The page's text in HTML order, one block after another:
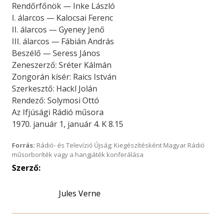
Rendőrfőnök — Inke László
I. álarcos — Kalocsai Ferenc
II. álarcos — Gyeney Jenő
III. álarcos — Fábián András
Beszélő — Seress János
Zeneszerző: Sréter Kálmán
Zongorán kísér: Raics István
Szerkesztő: Hackl Jolán
Rendező: Solymosi Ottó
Az Ifjúsági Rádió műsora
1970. január 1, január 4. K 8.15
Forrás: Rádió- és Televízió Újság; Kiegészítésként Magyar Rádió
műsorboríték vagy a hangjáték konferálása
Szerző:
Jules Verne